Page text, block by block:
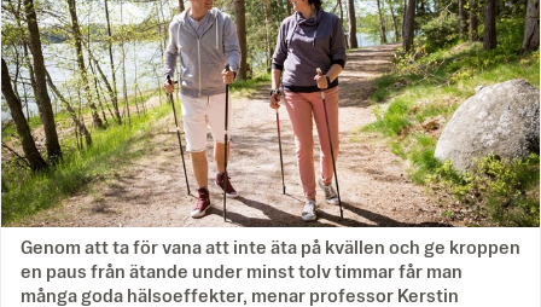
Genom att ta för vana att inte äta på kvällen och ge kroppen
en paus från ätande under minst tolv timmar får man
många goda hälsoeffekter, menar professor Kerstin